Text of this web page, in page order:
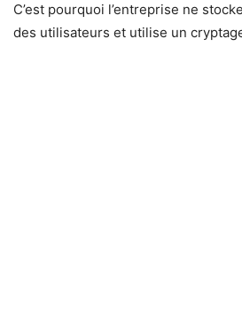
C’est pourquoi l’entreprise ne
des utilisateurs et utilise un